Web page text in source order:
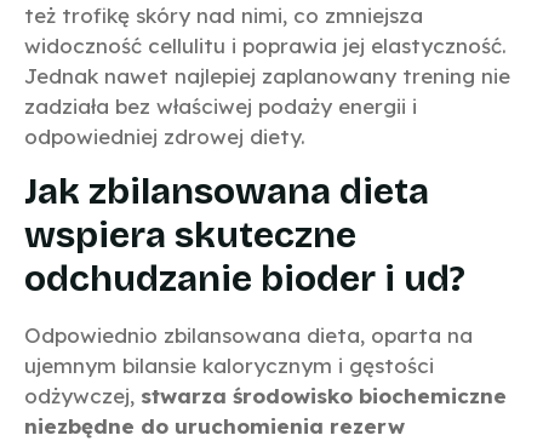
też trofikę skóry nad nimi, co zmniejsza
widoczność cellulitu i poprawia jej elastyczność.
Jednak nawet najlepiej zaplanowany trening nie
zadziała bez właściwej podaży energii i
odpowiedniej zdrowej diety.
Jak zbilansowana dieta
wspiera skuteczne
odchudzanie bioder i ud?
Odpowiednio zbilansowana dieta, oparta na
ujemnym bilansie kalorycznym i gęstości
odżywczej, stwarza środowisko biochemiczne
niezbędne do uruchomienia rezerw